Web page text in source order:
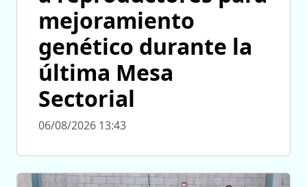
mejoramiento
genético durante la
última Mesa
Sectorial
06/08/2026 13:43